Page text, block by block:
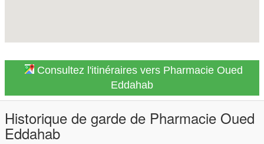
Consultez l'itinéraires vers Pharmacie Oued
Eddahab
Historique de garde de Pharmacie Oued
Eddahab